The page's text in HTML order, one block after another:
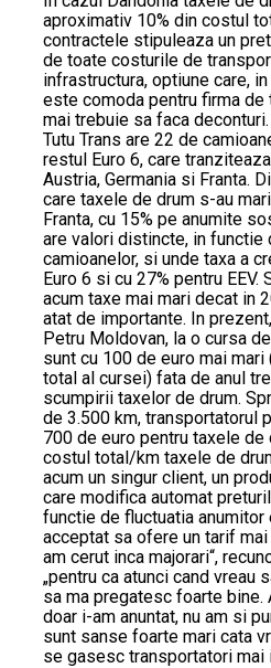
aproximativ 10% din costul
contractele stipuleaza un
de toate costurile de
infrastructura, optiune care,
este comoda pentru firma de
mai trebuie sa faca deconturi.
Tutu Trans are 22 de
restul Euro 6, care
Austria, Germania si Franta.
care taxele de drum s-au
Franta, cu 15% pe anumite
are valori distincte, in functie
camioanelor, si unde taxa a
Euro 6 si cu 27% pentru EEV.
acum taxe mai mari decat in
atat de importante. In
Petru Moldovan, la o cursa
sunt cu 100 de euro mai
total al cursei) fata de anul
scumpirii taxelor de drum.
de 3.500 km, transportatorul
700 de euro pentru taxele de
costul total/km taxele de
acum un singur client, un
care modifica automat
functie de fluctuatia
acceptat sa ofere un tarif mai
am cerut inca majorari“,
„pentru ca atunci cand vreau
sa ma pregatesc foarte bine.
doar i-am anuntat, nu am si
sunt sanse foarte mari cata
se gasesc transportatori mai